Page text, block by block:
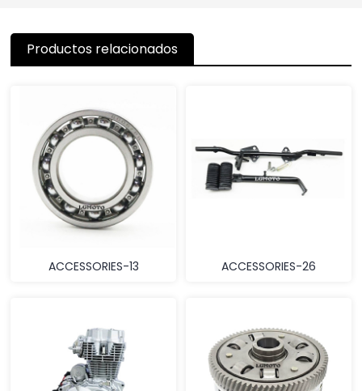
Productos relacionados
ACCESSORIES-13 ACCESSORIES-26